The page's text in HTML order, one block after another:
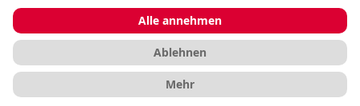
Barrierefreiheitserklärung
Cookie Einstellungen
© CHERRY